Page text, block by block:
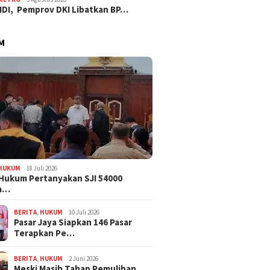
Pemprov DKI Libatkan BP…
18 Juli 2026
Pertanyakan SJI 54000
BERITA HUKUM 10 Juli 2026
Pasar Jaya Siapkan 146 Pasar
Terapkan Pe…
BERITA HUKUM 2 Juni 2026